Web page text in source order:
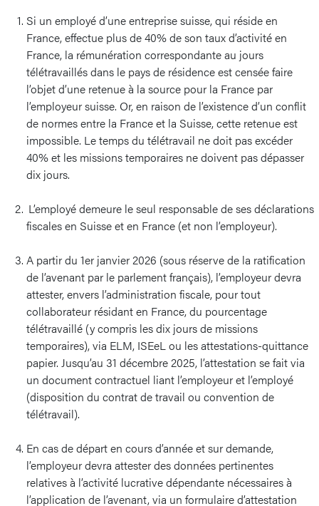
Si un employé d’une entreprise suisse, qui réside en
France, effectue plus de 40% de son taux d’activité en
France, la rémunération correspondante au jours
télétravaillés dans le pays de résidence est censée faire
l’objet d’une retenue à la source pour la France par
l’employeur suisse. Or, en raison de l’existence d’un conflit
de normes entre la France et la Suisse, cette retenue est
impossible. Le temps du télétravail ne doit pas excéder
40% et les missions temporaires ne doivent pas dépasser
dix jours.
L’employé demeure le seul responsable de ses déclarations
fiscales en Suisse et en France (et non l’employeur).
A partir du 1er janvier 2026 (sous réserve de la ratification
de l’avenant par le parlement français), l’employeur devra
attester, envers l’administration fiscale, pour tout
collaborateur résidant en France, du pourcentage
télétravaillé (y compris les dix jours de missions
temporaires), via ELM, ISEeL ou les attestations-quittance
papier. Jusqu’au 31 décembre 2025, l’attestation se fait via
un document contractuel liant l’employeur et l’employé
(disposition du contrat de travail ou convention de
télétravail).
En cas de départ en cours d’année et sur demande,
l’employeur devra attester des données pertinentes
relatives à l’activité lucrative dépendante nécessaires à
l’application de l’avenant, via un formulaire d’attestation